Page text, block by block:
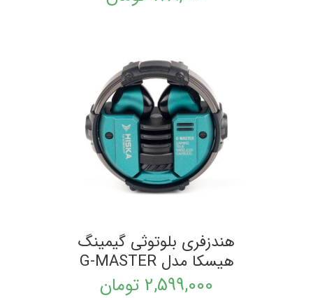
هندزفری بلوتوثی گیمینگ
هیسکا مدل G-MASTER
2,599,000 تومان